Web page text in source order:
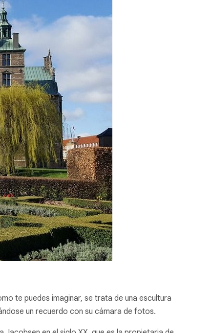
te puedes imaginar, se trata de una escultura
un recuerdo con su cámara de fotos.